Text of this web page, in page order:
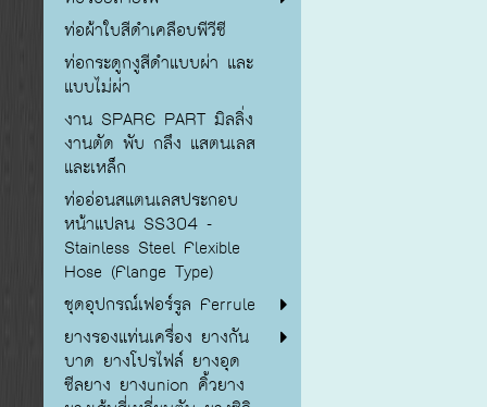
ท่อผ้าใบสีดำเคลือบพีวีซี
ท่อกระดูกงูสีดำแบบผ่า และ
แบบไม่ผ่า
งาน SPARE PART มิลลิ่ง
งานตัด พับ กลึง แสตนเลส
และเหล็ก
ท่ออ่อนสแตนเลสประกอบ
หน้าแปลน SS304 -
Stainless Steel Flexible
Hose (Flange Type)
ชุดอุปกรณ์เฟอร์รูล Ferrule
ยางรองแท่นเครื่อง ยางกัน
บาด ยางโปรไฟล์ ยางอุด
ซีลยาง ยางunion คิ้วยาง